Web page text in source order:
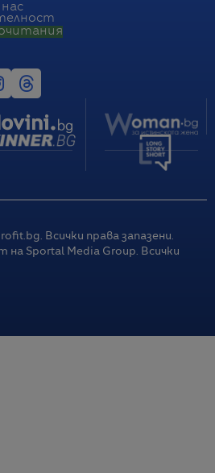
нас
Всички права запазени.
на Sportal Media Group. Всички